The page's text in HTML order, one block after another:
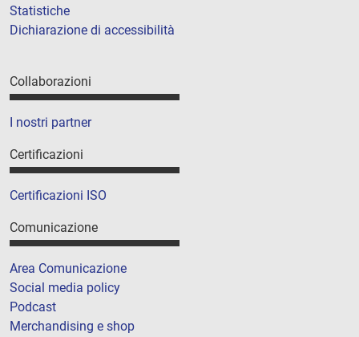
Statistiche
Dichiarazione di accessibilità
Collaborazioni
I nostri partner
Certificazioni
Certificazioni ISO
Comunicazione
Area Comunicazione
Social media policy
Podcast
Merchandising e shop